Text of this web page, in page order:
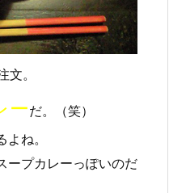
文。
ーだ。（笑）
ね。
ープカレーっぽいのだ